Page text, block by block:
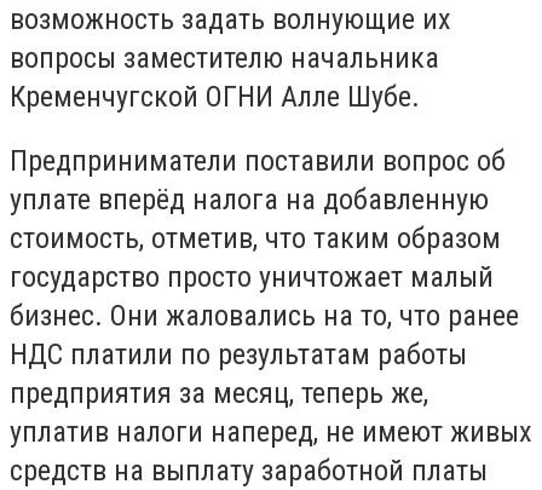
возможность задать волнующие их
вопросы заместителю начальника
Кременчугской ОГНИ Алле Шубе.
Предприниматели поставили вопрос об
уплате вперёд налога на добавленную
стоимость, отметив, что таким образом
государство просто уничтожает малый
бизнес. Они жаловались на то, что ранее
НДС платили по результатам работы
предприятия за месяц, теперь же,
уплатив налоги наперед, не имеют живых
средств на выплату заработной платы